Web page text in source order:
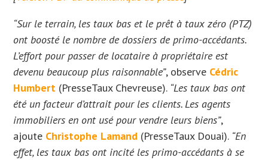
“Sur le terrain, les taux bas et le prêt à taux zéro (PTZ)
ont boosté le nombre de dossiers de primo-accédants.
L’effort pour passer de locataire à propriétaire est
devenu beaucoup plus raisonnable”, observe Cédric
Humbert (PresseTaux Chevreuse). “Les taux bas ont
été un facteur d’attrait pour les clients. Les agents
immobiliers en ont usé pour vendre leurs biens”,
ajoute Christophe Lamand (PresseTaux Douai). “En
effet, les taux bas ont incité les primo-accédants à se